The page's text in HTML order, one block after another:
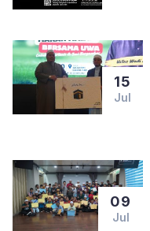
15
Jul
09
Jul